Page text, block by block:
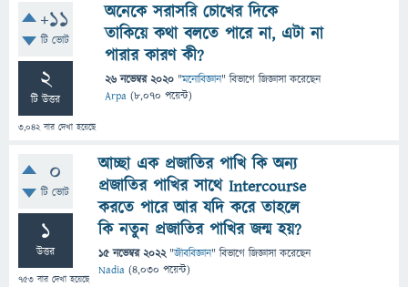
+11
টি ভোট
2
টি উত্তর
3,042বার দেখা হয়েছে
অনেকে সরাসরি চোখের দিকে
তাকিয়ে কথা বলতে পারে না, এটা না
পারার কারণ কী?
26 নভেম্বর 2020 "মনোবিজ্ঞান" বিভাগে জিজ্ঞাসাকরেছেন
Arpa (8,070 পয়েন্ট)
0
টি ভোট
1
উত্তর
753 বার দেখা হয়েছে
আচ্ছা এক প্রজাতির পাখি কি অন্য
প্রজাতির পাখির সাথে Intercourse
করতে পারে আর যদি করে তাহলে
কি নতুন প্রজাতির পাখির জন্ম হয়?
15 নভেম্বর 2022 "জীববিজ্ঞান" বিভাগে জিজ্ঞাসাকরেছেন
Nadia (4,030 পয়েন্ট)